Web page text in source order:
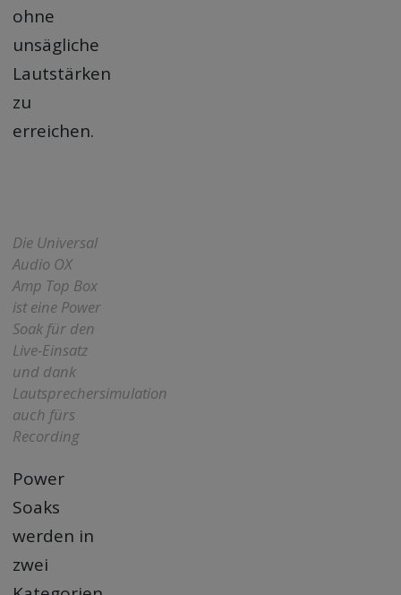
ohne
unsägliche
Lautstärken
zu
erreichen.
Die Universal
Audio OX
Amp Top Box
ist eine Power
Soak für den
Live-Einsatz
und dank
Lautsprechersimulation
auch fürs
Recording
Power
Soaks
werden in
zwei